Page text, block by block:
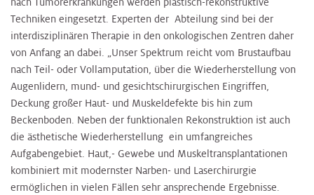
Techniken eingesetzt. Experten der Abteilung sind bei der
interdisziplinären Therapie in den onkologischen Zentren daher
von Anfang an dabei. „Unser Spektrum reicht vom Brustaufbau
nach Teil- oder Vollamputation, über die Wiederherstellung von
Augenlidern, mund- und gesichtschirurgischen Eingriffen,
Deckung großer Haut- und Muskeldefekte bis hin zum
Beckenboden. Neben der funktionalen Rekonstruktion ist auch
die ästhetische Wiederherstellung ein umfangreiches
Aufgabengebiet. Haut,- Gewebe und Muskeltransplantationen
kombiniert mit modernster Narben- und Laserchirurgie
ermöglichen in vielen Fällen sehr ansprechende Ergebnisse.